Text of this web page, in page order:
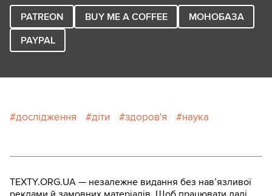
PATREON BUY ME A COFFEE
МОНОБАЗА
PAYPAL
дослідження діти здоров'я наука
TEXTY.ORG.UA — незалежне видання без навʼязливої